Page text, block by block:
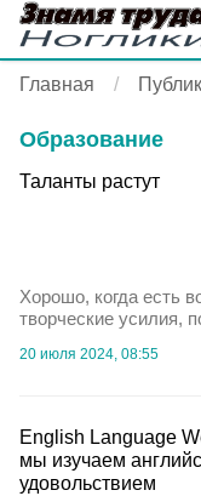
Главная
Образование
Таланты растут
Хорошо, когда есть
творческие усилия,
20 июля 2024, 08:55
English Language
мы изучаем
удовольствием